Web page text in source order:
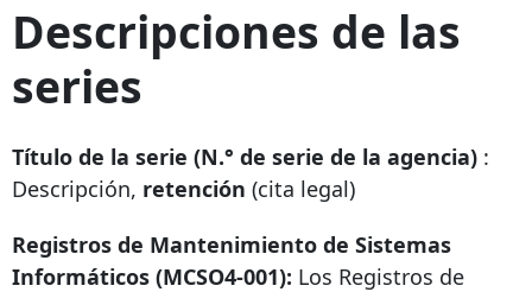
Descripciones de las
series
Título de la serie (N.° de serie de la agencia) :
Descripción, retención (cita legal)
Registros de Mantenimiento de Sistemas
Informáticos (MCSO4-001): Los Registros de